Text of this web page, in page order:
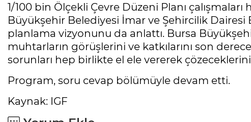
1/100 bin Ölçekli Çevre Düzeni Planı çalışmaları
Büyükşehir Belediyesi İmar ve Şehircilik Dairesi
planlama vizyonunu da anlattı. Bursa
muhtarların görüşlerini ve katkılarını son
sorunları hep birlikte el ele vererek
Program, soru cevap bölümüyle devam etti.
Kaynak: IGF